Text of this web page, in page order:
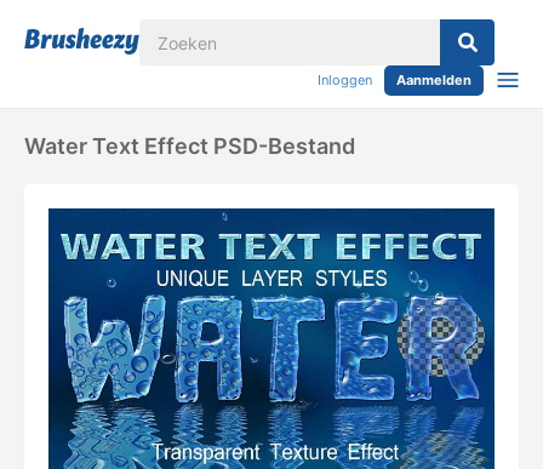
Inloggen Aanmelden
Water Text Effect PSD-Bestand